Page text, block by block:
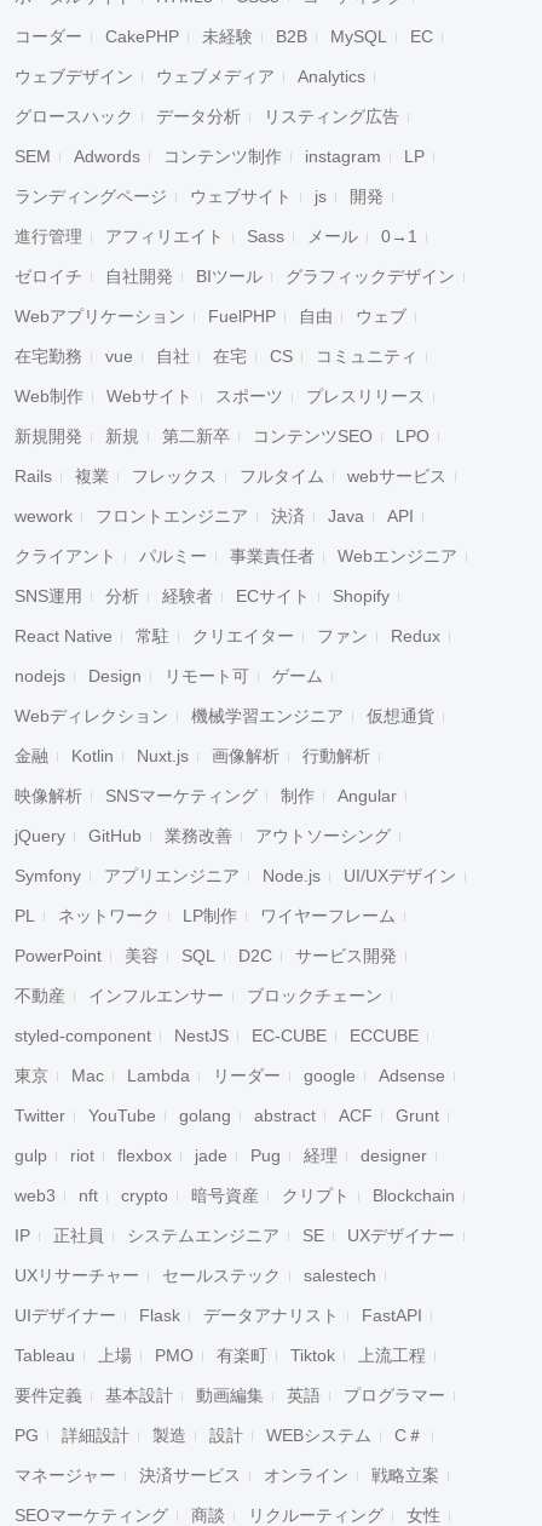
コーダー CakePHP 未経験 B2B MySQL EC
ウェブデザイン ウェブメディア Analytics
グロースハック データ分析 リスティング広告
SEM Adwords コンテンツ制作 instagram LP
ランディングページ ウェブサイト js 開発
進行管理 アフィリエイト Sass メール 0→1
ゼロイチ 自社開発 BIツール グラフィックデザイン
Webアプリケーション FuelPHP 自由 ウェブ
在宅勤務 vue 自社 在宅 CS コミュニティ
Web制作 Webサイト スポーツ プレスリリース
新規開発 新規 第二新卒 コンテンツSEO LPO
Rails 複業 フレックス フルタイム webサービス
wework フロントエンジニア 決済 Java API
クライアント パルミー 事業責任者 Webエンジニア
SNS運用 分析 経験者 ECサイト Shopify
React Native 常駐 クリエイター ファン Redux
nodejs Design リモート可 ゲーム
Webディレクション 機械学習エンジニア 仮想通貨
金融 Kotlin Nuxt.js 画像解析 行動解析
映像解析 SNSマーケティング 制作 Angular
jQuery GitHub 業務改善 アウトソーシング
Symfony アプリエンジニア Node.js UI/UXデザイン
PL ネットワーク LP制作 ワイヤーフレーム
PowerPoint 美容 SQL D2C サービス開発
不動産 インフルエンサー ブロックチェーン
styled-component NestJS EC-CUBE ECCUBE
東京 Mac Lambda リーダー google Adsense
Twitter YouTube golang abstract ACF Grunt
gulp riot flexbox jade Pug 経理 designer
web3 nft crypto 暗号資産 クリプト Blockchain
IP 正社員 システムエンジニア SE UXデザイナー
UXリサーチャー セールステック salestech
UIデザイナー Flask データアナリスト FastAPI
Tableau 上場 PMO 有楽町 Tiktok 上流工程
要件定義 基本設計 動画編集 英語 プログラマー
PG 詳細設計 製造 設計 WEBシステム C＃
マネージャー 決済サービス オンライン 戦略立案
SEOマーケティング 商談 リクルーティング 女性